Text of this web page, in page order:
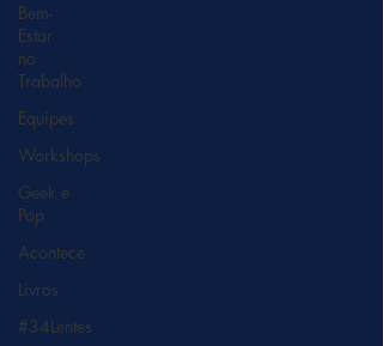
Bem-
Estar
no
Trabalho
Equipes
Workshops
Geek e
Pop
Acontece
Livros
#34Lentes